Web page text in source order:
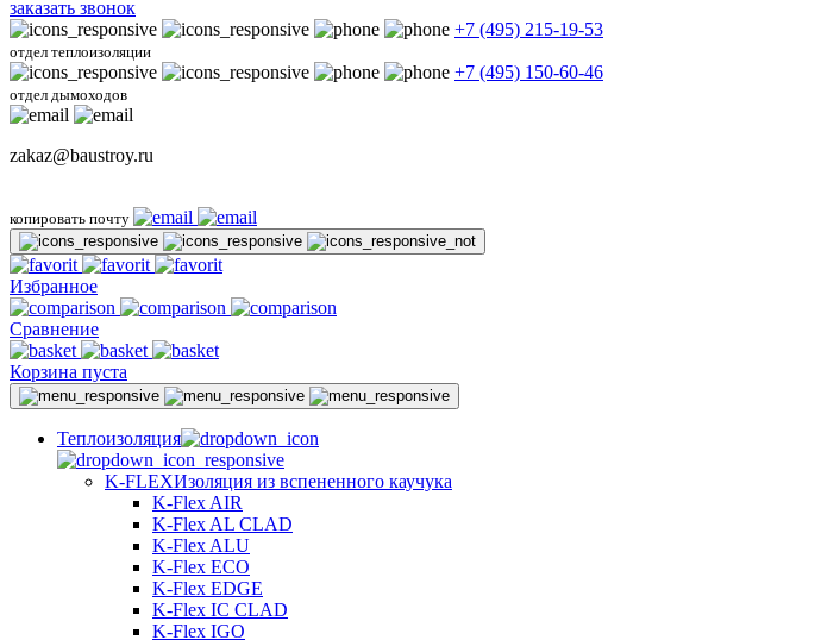
заказать звонок
+7 (495) 215-19-53
отдел теплоизоляции
+7 (495) 150-60-46
отдел дымоходов
zakaz@baustroy.ru
копировать почту
Избранное
Сравнение
Корзина пуста
Теплоизоляция
K-FLEXИзоляция из вспененного каучука
K-Flex AIR
K-Flex AL CLAD
K-Flex ALU
K-Flex ECO
K-Flex EDGE
K-Flex IC CLAD
K-Flex IGO